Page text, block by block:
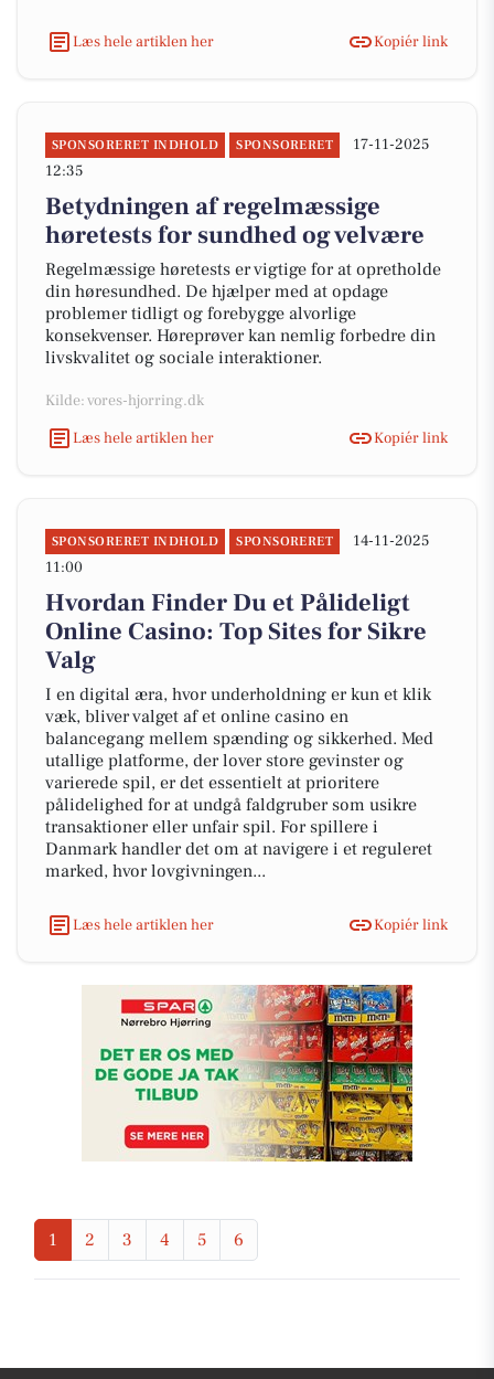
Læs hele artiklen her Kopiér link
SPONSORERET INDHOLD SPONSORERET
17-11-2025
12:35
Betydningen af regelmæssige
høretests for sundhed og velvære
Regelmæssige høretests er vigtige for at opretholde
din høresundhed. De hjælper med at opdage
problemer tidligt og forebygge alvorlige
konsekvenser. Høreprøver kan nemlig forbedre din
livskvalitet og sociale interaktioner.
Kilde: vores-hjorring.dk
Læs hele artiklen her
Kopiér link
SPONSORERET INDHOLD SPONSORERET
14-11-2025
11:00
Hvordan Finder Du et Pålideligt
Online Casino: Top Sites for Sikre
Valg
I en digital æra, hvor underholdning er kun et klik
væk, bliver valget af et online casino en
balancegang mellem spænding og sikkerhed. Med
utallige platforme, der lover store gevinster og
varierede spil, er det essentielt at prioritere
pålidelighed for at undgå faldgruber som usikre
transaktioner eller unfair spil. For spillere i
Danmark handler det om at navigere i et reguleret
marked, hvor lovgivningen...
Læs hele artiklen her Kopiér link
1 2 3 4 5 6